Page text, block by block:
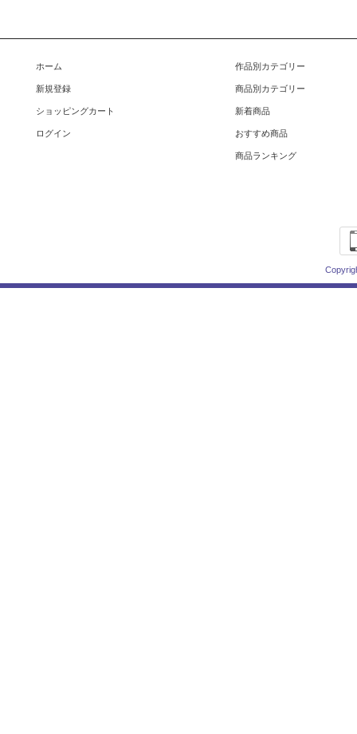
ホーム
新規登録
ショッピングカート
ログイン
作品別カテゴリー
商品別カテゴリー
新着商品
おすすめ商品
商品ランキング